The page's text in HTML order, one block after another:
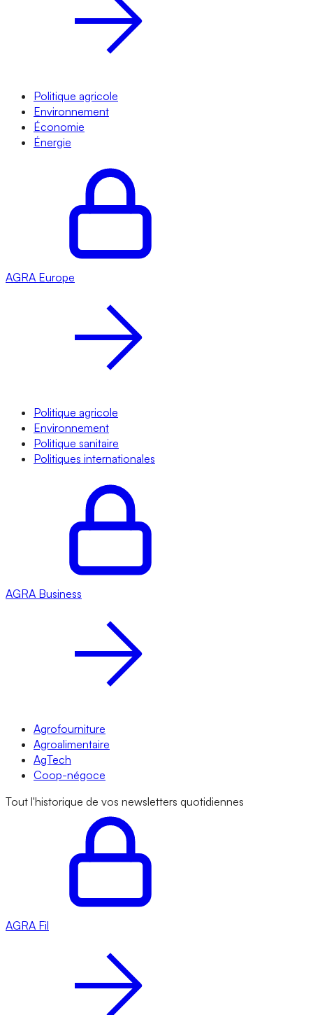
Politique agricole
Environnement
Économie
Énergie
AGRA Europe
Politique agricole
Environnement
Politique sanitaire
Politiques internationales
AGRA Business
Agrofourniture
Agroalimentaire
AgTech
Coop-négoce
Tout l'historique de vos newsletters quotidiennes
AGRA Fil